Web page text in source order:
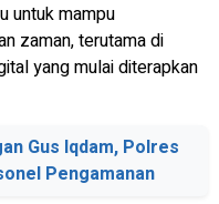
untuk mampu
zaman, terutama di
yang mulai diterapkan
Gus Iqdam, Polres
Pengamanan